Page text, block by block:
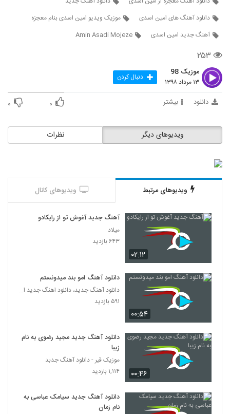
5266
موزیک زیبای اغیش یاغیر از سعید دسترنج
۲۱۲ بازدید
5268
Del Borideh)
5269
5270
آهنگ بی بوی موستانگ بنام بترس
Saberi Adame Ashegh)
۲۰۳ بازدید
هادی سپاسی آهنگ نه نمیخوام
Bahador Ghavami Taskin
آهنگ کاش نمی دیدمش از رامین
حضرتی(پاپ)
۲۳۱ بازدید
دانلود آهنگ امیر آریا در حصر
دانلود آهنگ های امین اسدی
موزیک ویدیو امین اسدی بنام معجزه
آهنگ جدید امین اسدی
Amin Asadi Mojeze
۲۵۳
موزیک 98
۱۳ مرداد ۱۳۹۸ دنبال کردن
دانلود بیشتر ۰ ۰
نظرات ویدیوهای دیگر
ویدیوهای مرتبط ویدیوهای کانال
۰۲:۱۲
آهنگ جدید آغوش تو از رایکادو
میلاد
۶۴۳ بازدید
۰۰:۵۴
دانلود آهنگ امو بند میدونستم
دانلود آهنگ جدید، دانلود اهنگ جدید ایرانی
۵۹۱ بازدید
۰۰:۴۶
دانلود آهنگ جدید مجید رضوی به نام
زیبا
موزیک قیر - دانلود آهنگ جدبد
۱,۱۱۴ بازدید
دانلود آهنگ جدید سیامک عباسی به
نام زمان